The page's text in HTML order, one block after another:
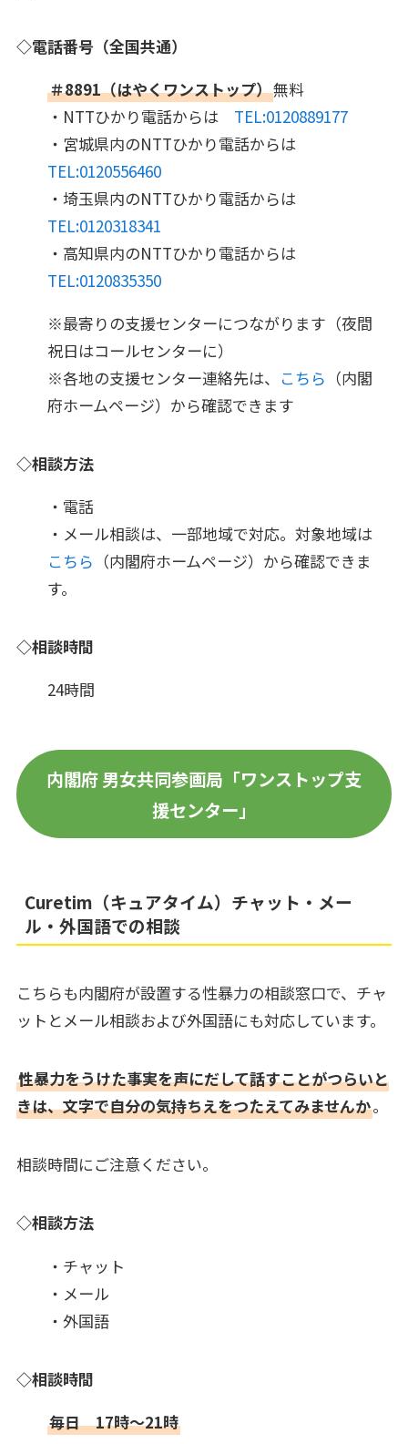
◇電話番号（全国共通）
＃8891（はやくワンストップ）無料
・NTTひかり電話からは TEL:0120889177
・宮城県内のNTTひかり電話からは
TEL:0120556460
・埼玉県内のNTTひかり電話からは
TEL:0120318341
・高知県内のNTTひかり電話からは
TEL:0120835350
※最寄りの支援センターにつながります（夜間
祝日はコールセンターに）
※各地の支援センター連絡先は、 こちら （内閣
府ホームページ）から確認できます
◇相談方法
・電話
・メール相談は、一部地域で対応。対象地域は
こちら （内閣府ホームページ）から確認できま
す。
◇相談時間
24時間
内閣府 男女共同参画局「ワンストップ支
援センター」
Curetim（キュアタイム）チャット・メー
ル・外国語での相談
こちらも内閣府が設置する性暴力の相談窓口で、チャ
ットとメール相談および外国語にも対応しています。
性暴力をうけた事実を声にだして話すことがつらいと
きは、文字で自分の気持ちえをつたえてみませんか。
相談時間にご注意ください。
◇相談方法
・チャット
・メール
・外国語
◇相談時間
毎日 17時～21時